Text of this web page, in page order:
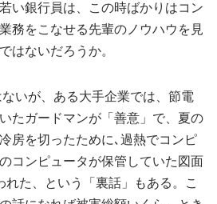
い銀行員は、この時ばかりはコン
務をこなせる先輩のノウハウを見
はないだろうか。
いが、ある大手企業では、節電
たガードマンが「善意」で、夏の
房を切ったために､過熱でコンピ
コンピュータが保管していた図面
れた、という「裏話」もある。こ